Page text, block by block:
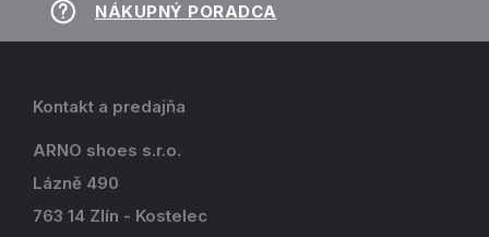
NÁKUPNÝ PORADCA
Kontakt a predajňa
ARNO shoes s.r.o.
Lázně 490
763 14 Zlín - Kostelec